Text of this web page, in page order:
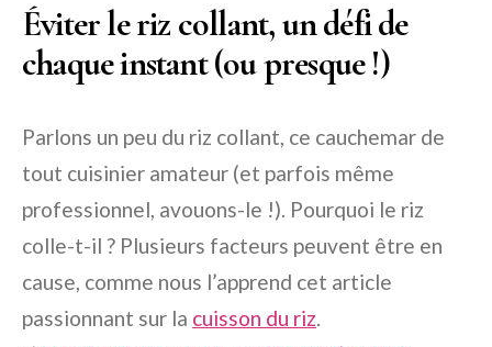
Éviter le riz collant, un défi de
chaque instant (ou presque !)
Parlons un peu du riz collant, ce cauchemar de
tout cuisinier amateur (et parfois même
professionnel, avouons-le !). Pourquoi le riz
colle-t-il ? Plusieurs facteurs peuvent être en
cause, comme nous l’apprend cet article
passionnant sur la cuisson du riz.